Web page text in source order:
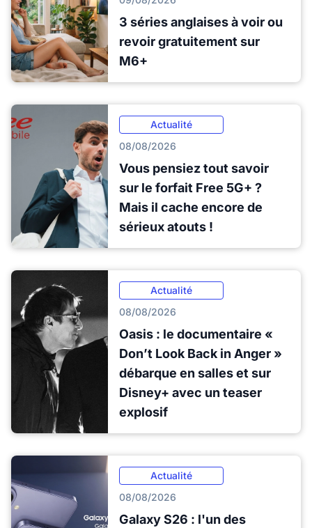
3 séries anglaises à voir ou
revoir gratuitement sur
M6+
Actualité
08/08/2026
Vous pensiez tout savoir
sur le forfait Free 5G+ ?
Mais il cache encore de
sérieux atouts !
Actualité
08/08/2026
Oasis : le documentaire «
Don’t Look Back in Anger »
débarque en salles et sur
Disney+ avec un teaser
explosif
Actualité
08/08/2026
Galaxy S26 : l'un des